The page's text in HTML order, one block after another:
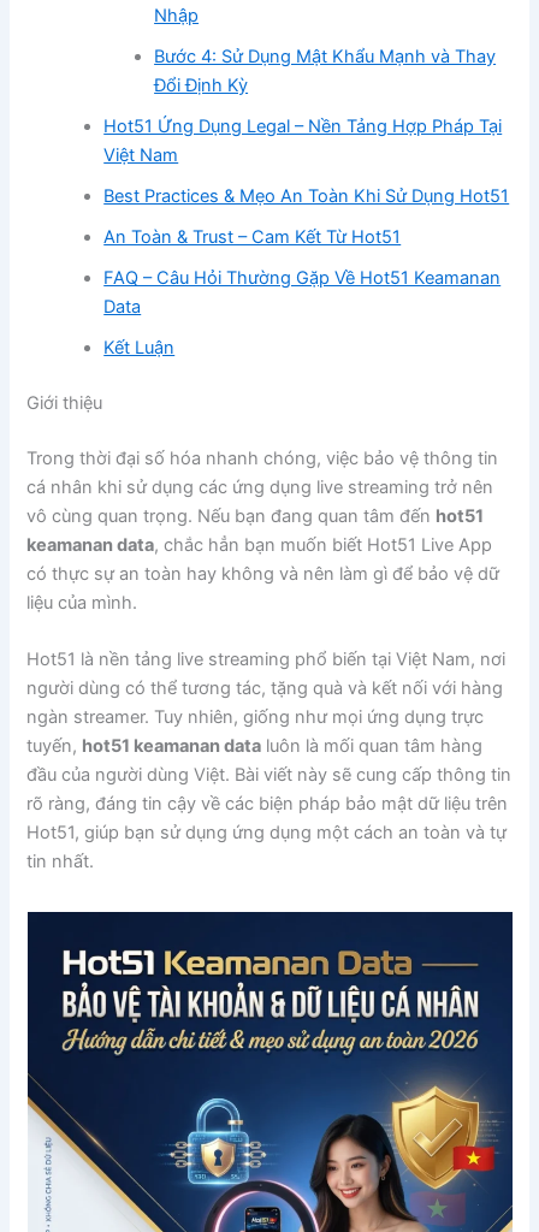
Nhập
Bước 4: Sử Dụng Mật Khẩu Mạnh và Thay
Đổi Định Kỳ
Hot51 Ứng Dụng Legal – Nền Tảng Hợp Pháp Tại
Việt Nam
Best Practices & Mẹo An Toàn Khi Sử Dụng Hot51
An Toàn & Trust – Cam Kết Từ Hot51
FAQ – Câu Hỏi Thường Gặp Về Hot51 Keamanan
Data
Kết Luận
Giới thiệu
Trong thời đại số hóa nhanh chóng, việc bảo vệ thông tin
cá nhân khi sử dụng các ứng dụng live streaming trở nên
vô cùng quan trọng. Nếu bạn đang quan tâm đến hot51
keamanan data, chắc hẳn bạn muốn biết Hot51 Live App
có thực sự an toàn hay không và nên làm gì để bảo vệ dữ
liệu của mình.
Hot51 là nền tảng live streaming phổ biến tại Việt Nam, nơi
người dùng có thể tương tác, tặng quà và kết nối với hàng
ngàn streamer. Tuy nhiên, giống như mọi ứng dụng trực
tuyến, hot51 keamanan data luôn là mối quan tâm hàng
đầu của người dùng Việt. Bài viết này sẽ cung cấp thông tin
rõ ràng, đáng tin cậy về các biện pháp bảo mật dữ liệu trên
Hot51, giúp bạn sử dụng ứng dụng một cách an toàn và tự
tin nhất.